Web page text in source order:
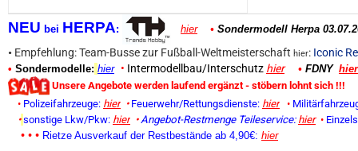
NEU bei HERPA: hier • Sondermodell Herpa
• Empfehlung: Team-Busse zur Fußball-Weltmeisterschaft hier: Iconic
• Sondermodelle: hier • Intermodellbau/Interschutz hier • FDNY hier
Unsere Angebote werden laufend ergänzt - stöbern lohnt sich !!!
• Polizeifahrzeuge: hier • Feuerwehr/Rettungsdienste: hier •
• sonstige Lkw/Pkw: hier • Angebot-Restmenge Teileservice: hier •
• • • Rietze Ausverkauf der Restbestände ab 4,90€: hier